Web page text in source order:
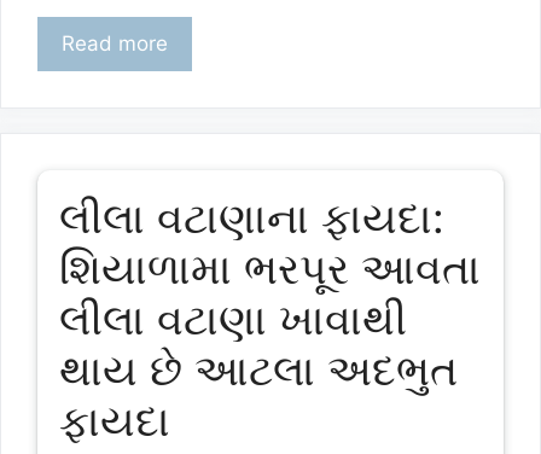
Read more
લીલા વટાણાના ફાયદા:
શિયાળામા ભરપૂર આવતા
લીલા વટાણા ખાવાથી
થાય છે આટલા અદભુત
ફાયદા